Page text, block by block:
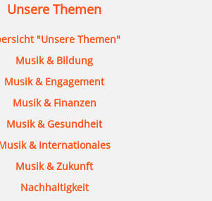
Unsere Themen
"Unsere Themen"
Musik & Bildung
Musik & Engagement
Musik & Finanzen
Musik & Gesundheit
& Internationales
Musik & Zukunft
Nachhaltigkeit